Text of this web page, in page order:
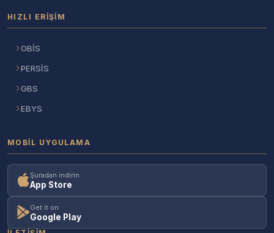
HIZLI ERIŞIM
OBİS
PERSİS
GBS
EBYS
MOBIL UYGULAMA
Şuradan indirin
App Store
Get it on
Google Play